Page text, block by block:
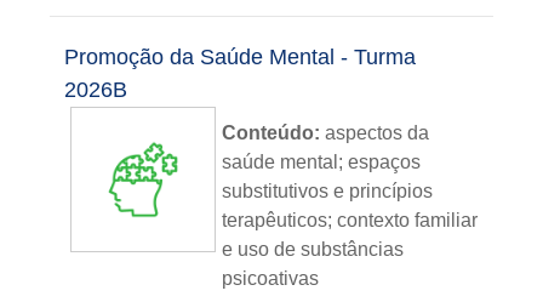
Nível:básico
Idioma:português
Promoção da Saúde Mental - Turma
2026B
Conteúdo:aspectos da
saúde mental; espaços
substitutivos e princípios
terapêuticos; contexto familiar
e uso de substâncias
psicoativas